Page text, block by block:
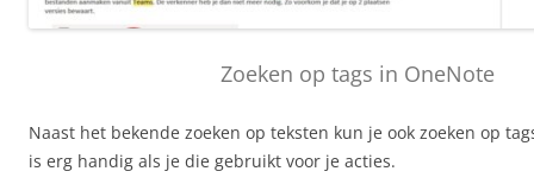
Zoeken op tags in OneNote
Naast het bekende zoeken op teksten kun je ook zoeken op
is erg handig als je die gebruikt voor je acties.